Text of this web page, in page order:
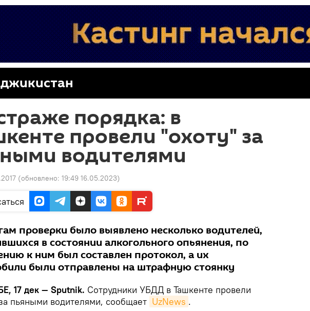
порядка: в
провели "охоту" за
водителями
(обновлено: 19:49 16.05.2023)
проверки было выявлено несколько водителей,
в состоянии алкогольного опьянения, по
к ним был составлен протокол, а их
были отправлены на штрафную стоянку
17 дек — Sputnik. Сотрудники УБДД в Ташкенте провели
пьяными водителями, сообщает UzNews .